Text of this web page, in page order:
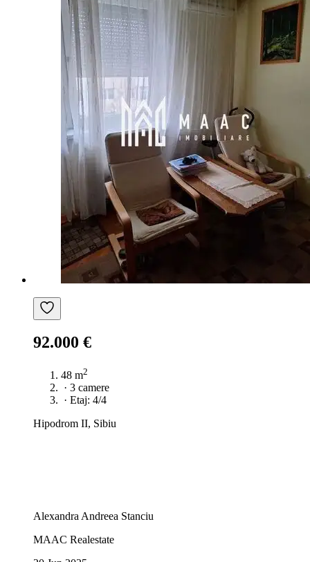
92.000 €
48 m2
· 3 camere
· Etaj: 4/4
Hipodrom II, Sibiu
Alexandra Andreea Stanciu
MAAC Realestate